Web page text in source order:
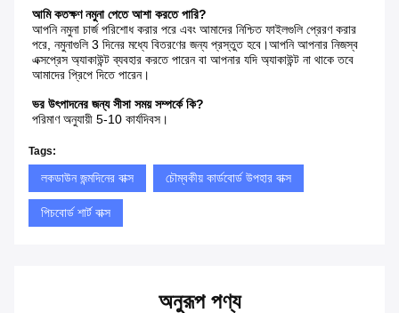
আমি কতক্ষণ নমুনা পেতে আশা করতে পারি?
আপনি নমুনা চার্জ পরিশোধ করার পরে এবং আমাদের নিশ্চিত ফাইলগুলি প্রেরণ করার
পরে, নমুনাগুলি 3 দিনের মধ্যে বিতরণের জন্য প্রস্তুত হবে।আপনি আপনার নিজস্ব
এক্সপ্রেস অ্যাকাউন্ট ব্যবহার করতে পারেন বা আপনার যদি অ্যাকাউন্ট না থাকে তবে
আমাদের প্রিপে দিতে পারেন।
ভর উৎপাদনের জন্য সীসা সময় সম্পর্কে কি?
পরিমাণ অনুযায়ী 5-10 কার্যদিবস।
Tags:
লকডাউন জন্মদিনের বাক্স চৌম্বকীয় কার্ডবোর্ড উপহার বাক্স
পিচবোর্ড শার্ট বাক্স
অনুরূপ পণ্য